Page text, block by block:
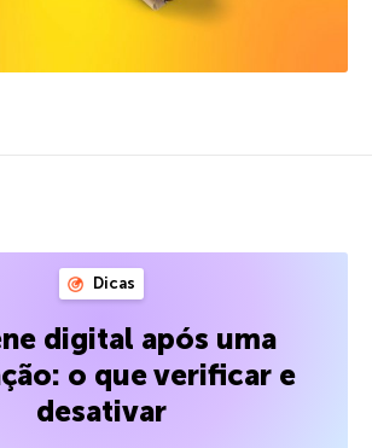
Dicas
digital após uma
o que verificar e
desativar